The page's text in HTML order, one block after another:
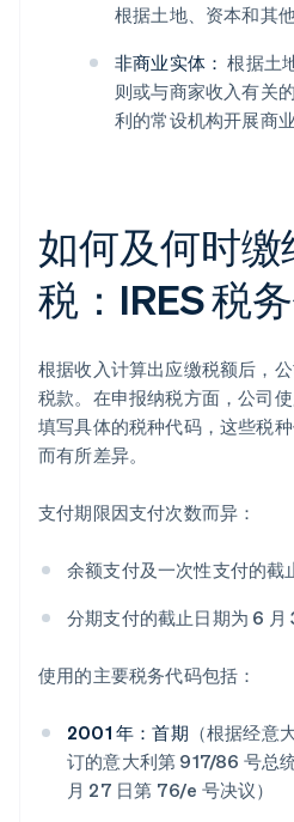
根据土地、资本和其
非商业实体： 根据土
则或与商家收入有关
利的常设机构开展商
如何及何时
税：IRES 税
根据收入计算出应缴税额后，
税款。在申报纳税方面，公司
填写具体的税种代码，这些税
而有所差异。
支付期限因支付次数而异：
余额支付及一次性支付的截
分期支付的截止日期为 6 月
使用的主要税务代码包括：
2001 年：首期 （根据经
订的意大利第 917/86 号总
月 27 日第 76/e 号决议）